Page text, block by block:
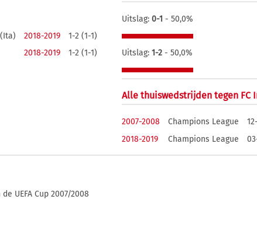
2018-2019
1-2 (1-1)
2018-2019 1-2 (1-1)
Uitslag: 0-1 - 50,0%
Uitslag: 1-2 - 50,0%
Alle thuiswedstrijden tegen
2007-2008 Champions League
2018-2019 Champions League
UEFA Cup 2007/2008